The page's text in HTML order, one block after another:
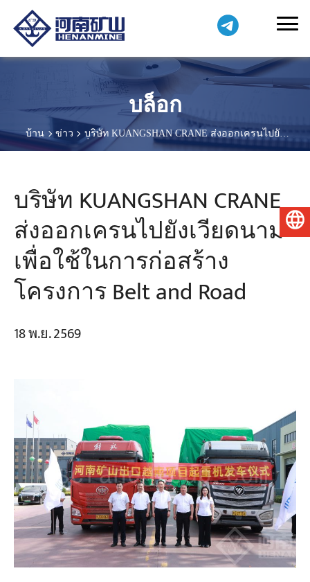
บล็อก
บ้าน ข่าว
บริษัท KUANGSHAN CRANE ส่งออกเครนไปยัง
เวียดนามเพื่อใช้ในการก่อสร้างโครงการ Belt and Road
บริษัท KUANGSHAN CRANE
ส่งออกเครนไปยังเวียดนาม
เพื่อใช้ในการก่อสร้าง
โครงการ Belt and Road
18 พ.ย. 2569
ไทย